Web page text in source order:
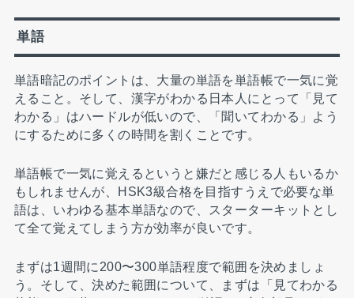
単語
単語暗記のポイントは、大量の単語を単語帳で一気に覚
えること。そして、漢字がわかる日本人にとって「見て
わかる」はハードルが低いので、「聞いてわかる」よう
にするために多くの時間を割くことです。
単語帳で一気に覚えるというと嫌だと感じる人もいるか
もしれませんが、HSK3級合格を目指すうえで必要な単
語は、いわゆる基本単語なので、スターターキットとし
て全て覚えてしまう方が効率が良いです。
まずは1週間に200〜300単語程度で範囲を決めましょ
う。そして、決めた範囲について、まずは「見てわかる